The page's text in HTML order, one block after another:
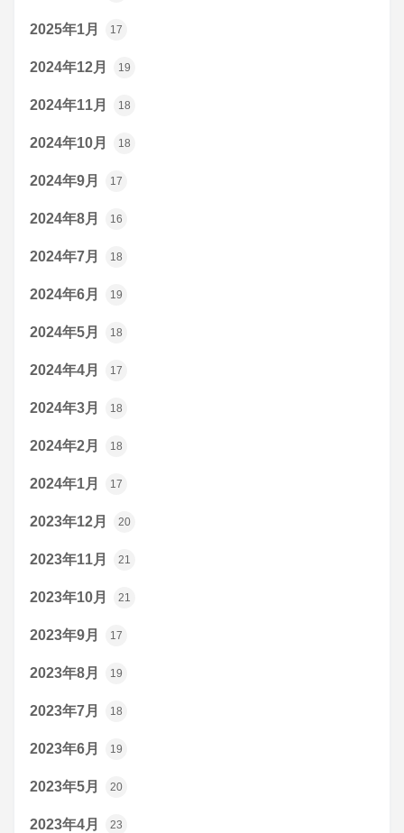
2025年1月 17
2024年12月 19
2024年11月 18
2024年10月 18
2024年9月 17
2024年8月 16
2024年7月 18
2024年6月 19
2024年5月 18
2024年4月 17
2024年3月 18
2024年2月 18
2024年1月 17
2023年12月 20
2023年11月 21
2023年10月 21
2023年9月 17
2023年8月 19
2023年7月 18
2023年6月 19
2023年5月 20
2023年4月 23